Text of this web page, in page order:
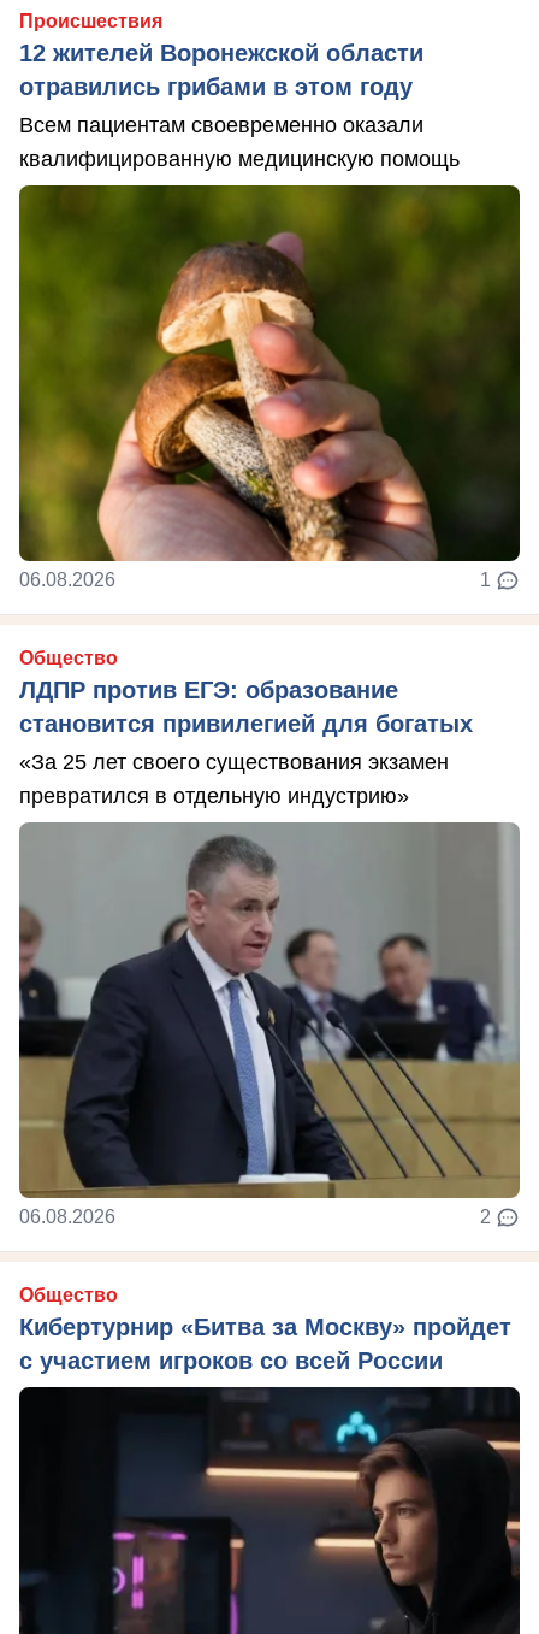
Происшествия
12 жителей Воронежской области
отравились грибами в этом году
Всем пациентам своевременно оказали
квалифицированную медицинскую помощь
06.08.2026 1
Общество
ЛДПР против ЕГЭ: образование
становится привилегией для богатых
«За 25 лет своего существования экзамен
превратился в отдельную индустрию»
06.08.2026 2
Общество
Кибертурнир «Битва за Москву» пройдет
с участием игроков со всей России